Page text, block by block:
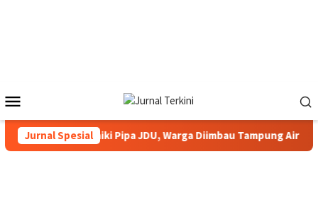
Mobile
Jurnal Spesial
Perbaiki Pipa JDU, Warga Diimbau Tampung Air